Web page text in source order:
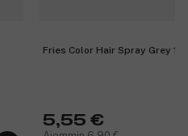
Fries Color Hair Spray Grey
5,55 €